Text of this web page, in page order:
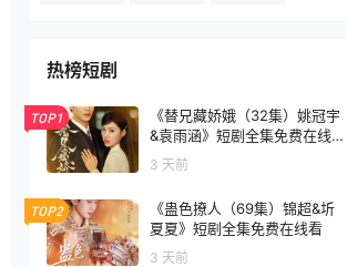
热榜短剧
TOP1
《替兄藏娇娥（32集）姚冠宇
&袁雨涵》短剧全集免费在线
看
3 天前
TOP2
《蛊色撩人（69集）锦超&圻
夏夏》短剧全集免费在线看
3 天前